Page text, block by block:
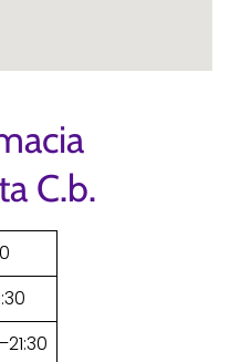
C.b.